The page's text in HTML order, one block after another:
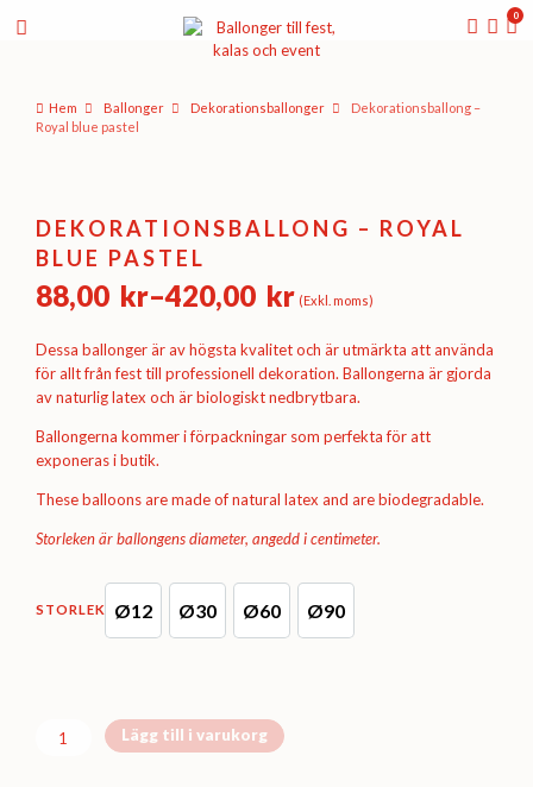
0
Hem Ballonger Dekorations­ballonger
Dekorationsballong –
Royal blue pastel
DEKORATIONSBALLONG – ROYAL
BLUE PASTEL
88,00 kr–420,00 kr
Prisintervall:
88,00 kr
till
420,00 kr
(Exkl. moms)
Dessa ballonger är av högsta kvalitet och är utmärkta att använda
för allt från fest till professionell dekoration. Ballongerna är gjorda
av naturlig latex och är biologiskt nedbrytbara.
Ballongerna kommer i förpackningar som perfekta för att
exponeras i butik.
These balloons are made of natural latex and are biodegradable.
Storleken är ballongens diameter, angedd i centimeter.
STORLEK Ø12D5 (Ø12 cm)
Ø30D11 (Ø30 cm)
Ø60B250 (Ø60 cm)
Ø90B350 (Ø90 cm)
DekorationsballongLägg till i varukorg